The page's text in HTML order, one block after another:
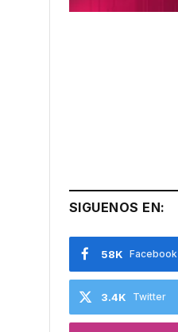
SIGUENOS EN:
Facebook
58K
Twitter
3.4K